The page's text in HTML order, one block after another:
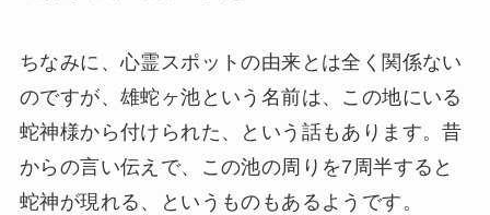
ちなみに、心霊スポットの由来とは全く関係ない
のですが、雄蛇ヶ池という名前は、この地にいる
蛇神様から付けられた、という話もあります。昔
からの言い伝えで、この池の周りを7周半すると
蛇神が現れる、というものもあるようです。